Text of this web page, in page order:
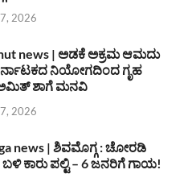
2026
news | ಅಡಕೆ ಅಕ್ರಮ ಆಮದು
ನಿಯೋಗದಿಂದ ಗೃಹ
ಶಾಗೆ ಮನವಿ
2026
news | ಶಿವಮೊಗ್ಗ : ಚೋರಡಿ
ಬಳಿ ಕಾರು ಪಲ್ಟಿ – 6 ಜನರಿಗೆ ಗಾಯ!